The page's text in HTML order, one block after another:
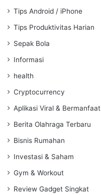
Tips Android / iPhone
Tips Produktivitas Harian
Sepak Bola
Informasi
health
Cryptocurrency
Aplikasi Viral & Bermanfaat
Berita Olahraga Terbaru
Bisnis Rumahan
Investasi & Saham
Gym & Workout
Review Gadget Singkat